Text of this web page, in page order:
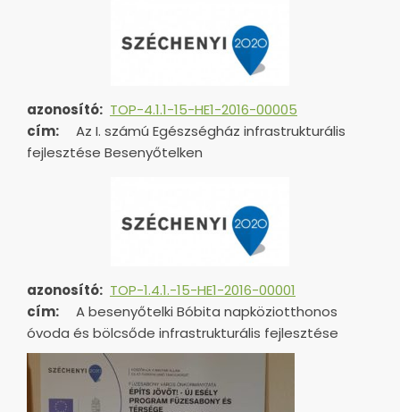
azonosító: TOP-4.1.1-15-HE1-2016-00005
cím:
Az I. számú Egészségház infrastrukturális
fejlesztése Besenyőtelken
azonosító: TOP-1.4.1.-15-HE1-2016-00001
cím:
A besenyőtelki Bóbita napköziotthonos
óvoda és bölcsőde infrastrukturális fejlesztése